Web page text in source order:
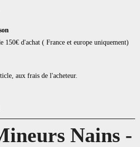
d'achat ( France et europe uniquement)
aux frais de l'acheteur.
Nains -